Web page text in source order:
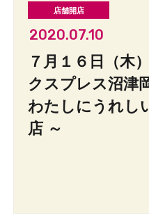
2020.07.10
７月１６日（木
クスプレス沼津
わたしにうれし
店 ～